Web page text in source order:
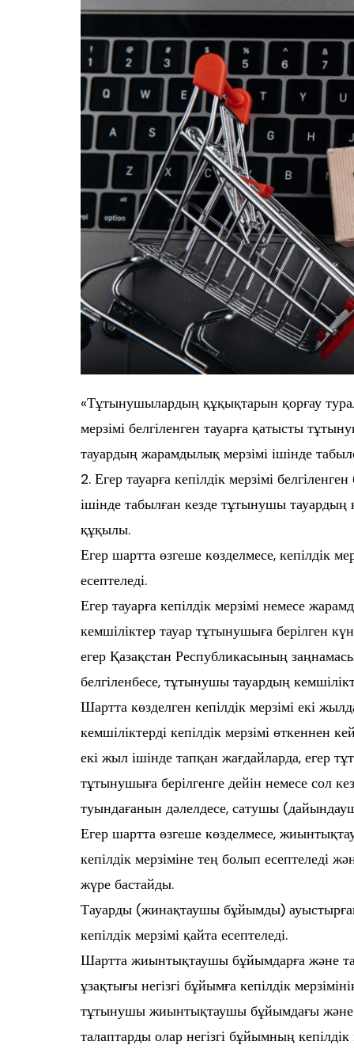
«Тұтынушылардың құқықтарын қорғау
мерзімі белгіленген тауарға қатысты
тауардың жарамдылық мерзімі ішінде
2. Егер тауарға кепілдік мерзімі
ішінде табылған кезде тұтынушы
құқылы.
Егер шартта өзгеше көзделмесе, кепілдік
есептеледі.
Егер тауарға кепілдік мерзімі немесе
кемшіліктер тауар тұтынушыға берілген
егер Қазақстан Республикасының
белгіленбесе, тұтынушы тауардың
Шартта көзделген кепілдік мерзімі екі
кемшіліктерді кепілдік мерзімі өткеннен
екі жыл ішінде тапқан жағдайларда, егер
тұтынушыға берілгенге дейін немесе сол
туындағанын дәлелдесе, сатушы
Егер шартта өзгеше көзделмесе,
кепілдік мерзіміне тең болып есептеледі
жүре бастайды.
Тауарды (жинақтаушы бұйымды)
кепілдік мерзімі қайта есептеледі.
Шартта жиынтықтаушы бұйымдарға және
ұзақтығы негізгі бұйымға кепілдік
тұтынушы жиынтықтаушы бұйымдағы және
талаптарды олар негізгі бұйымның